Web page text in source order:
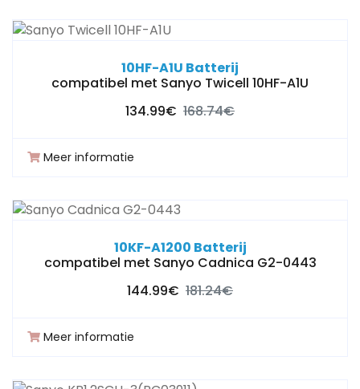
10HF-A1U Batterij
compatibel met Sanyo Twicell 10HF-A1U
134.99€ 168.74€
Meer informatie
10KF-A1200 Batterij
compatibel met Sanyo Cadnica G2-0443
144.99€ 181.24€
Meer informatie